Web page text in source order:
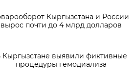
Кыргызстана и России
вырос почти до 4 млрд долларов
Кыргызстане выявили фиктивные
процедуры гемодиализа